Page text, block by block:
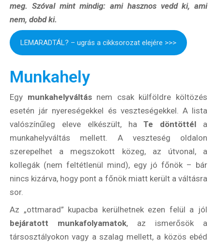
meg. Szóval mint mindig: ami hasznos vedd ki, ami
nem, dobd ki.
LEMARADTÁL? – ugrás a cikksorozat elejére >>>
Munkahely
Egy munkahelyváltás nem csak külföldre költözés
esetén jár nyereségekkel és veszteségekkel. A lista
valószínűleg eleve elkészült, haTe döntöttél a
munkahelyváltás mellett. A veszteség oldalon
szerepelhet a megszokott közeg, az útvonal, a
kollegák (nem feltétlenül mind), egy jó főnök – bár
nincs kizárva, hogy pont a főnök miatt került a váltásra
sor.
Az „ottmarad” kupacba kerülhetnek ezen felül a jól
bejáratott munkafolyamatok, az ismerősök a
társosztályokon vagy a szalag mellett, a közös ebéd